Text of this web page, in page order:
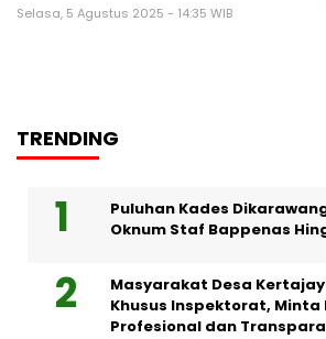
Selasa, 5 Agustus 2025 - 14:35 WIB
TRENDING
Puluhan Kades
Oknum Staf Bappenas
Masyarakat Desa
Khusus Inspektorat, Minta
Profesional dan